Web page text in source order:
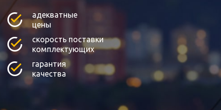
адекватные
цены
скорость поставки
комплектующих
гарантия
качества